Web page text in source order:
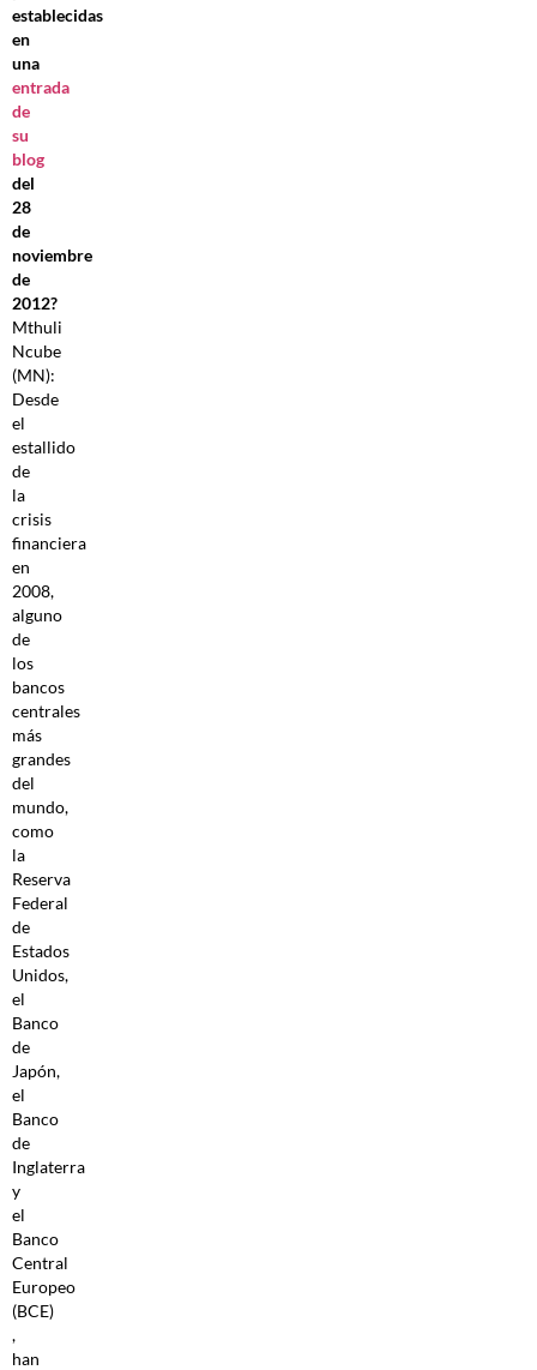
establecidas
en
una
entrada
de
su
blog
del
28
de
noviembre
de
2012?
Mthuli
Ncube
(MN):
Desde
el
estallido
de
la
crisis
financiera
en
2008,
alguno
de
los
bancos
centrales
más
grandes
del
mundo,
como
la
Reserva
Federal
de
Estados
Unidos,
el
Banco
de
Japón,
el
Banco
de
Inglaterra
y
el
Banco
Central
Europeo
(BCE)
,
han